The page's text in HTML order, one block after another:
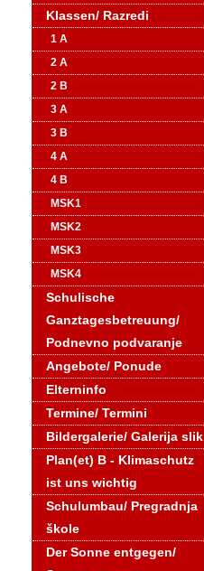
Klassen/ Razredi
1 A
2 A
2 B
3 A
3 B
4 A
4 B
MSK1
MSK2
MSK3
MSK4
Schulische
Ganztagesbetreuung/
Podnevno podvaranje
Angebote/ Ponude
Elterninfo
Termine/ Termini
Bildergalerie/ Galerija slik
Plan(et) B - Klimaschutz
ist uns wichtig
Schulumbau/ Pregradnja
škole
Der Sonne entgegen/